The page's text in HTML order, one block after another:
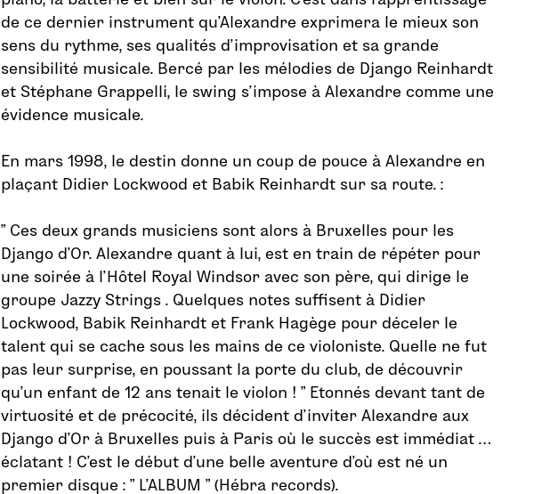
de ce dernier instrument qu’Alexandre exprimera le mieux son
sens du rythme, ses qualités d’improvisation et sa grande
sensibilité musicale. Bercé par les mélodies de Django Reinhardt
et Stéphane Grappelli, le swing s’impose à Alexandre comme une
évidence musicale.
En mars 1998, le destin donne un coup de pouce à Alexandre en
plaçant Didier Lockwood et Babik Reinhardt sur sa route. :
” Ces deux grands musiciens sont alors à Bruxelles pour les
Django d’Or. Alexandre quant à lui, est en train de répéter pour
une soirée à l’Hôtel Royal Windsor avec son père, qui dirige le
groupe Jazzy Strings . Quelques notes suffisent à Didier
Lockwood, Babik Reinhardt et Frank Hagège pour déceler le
talent qui se cache sous les mains de ce violoniste. Quelle ne fut
pas leur surprise, en poussant la porte du club, de découvrir
qu’un enfant de 12 ans tenait le violon ! ” Etonnés devant tant de
virtuosité et de précocité, ils décident d’inviter Alexandre aux
Django d’Or à Bruxelles puis à Paris où le succès est immédiat …
éclatant ! C’est le début d’une belle aventure d’où est né un
premier disque : ” L’ALBUM ” (Hébra records).